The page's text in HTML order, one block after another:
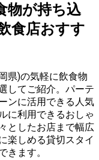
物が持ち込
食店おすす
県)の気軽に飲食物
してご紹介。パーテ
ンに活用できる人気
に利用できるおしゃ
としたお店まで幅広
楽しめる貸切スタイ
きます。